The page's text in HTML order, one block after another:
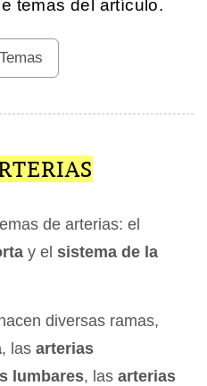
temas del artículo.
Temas
de arterias: el
y el sistema de la
diversas ramas,
, las arterias
lumbares, las arterias